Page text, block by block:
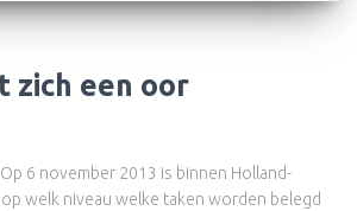
zich een oor
6 november 2013 is binnen Holland-
welk niveau welke taken worden belegd